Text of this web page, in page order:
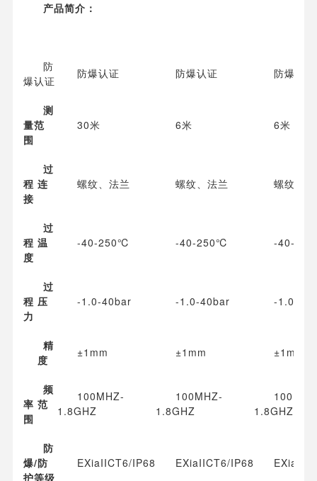
产品简介：
防
爆认证
防爆认证 防爆认证 防爆认证
测
量范
围
30米 6米 6米
过
程 连
接
螺纹、法兰 螺纹、法兰 螺纹、
过
程 温
度
-40-250℃ -40-250℃ -40-
过
程 压
力
-1.0-40bar -1.0-40bar -1.0-
精
度
±1mm ±1mm ±1mm
频
率 范
围
100MHZ-
1.8GHZ
100MHZ-
1.8GHZ
1.8GHZ
防
爆/防
护等级
EXiaIICT6/IP68 EXiaIICT6/IP68